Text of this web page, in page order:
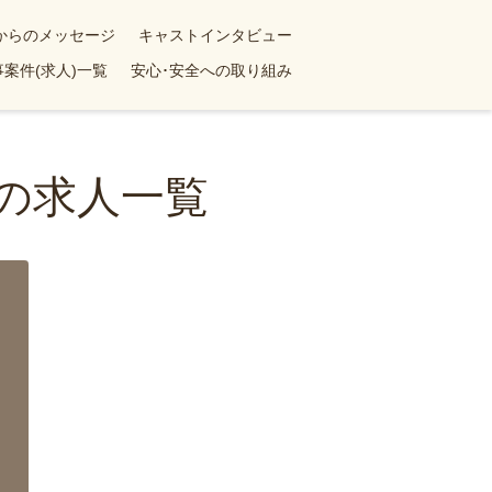
らのメッセージ
キャストインタビュー
案件(求人)一覧 安心･安全への取り組み
求人一覧